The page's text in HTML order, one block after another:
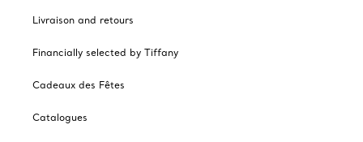
Livraison and retours
Financially selected by Tiffany
Cadeaux des Fêtes
Catalogues